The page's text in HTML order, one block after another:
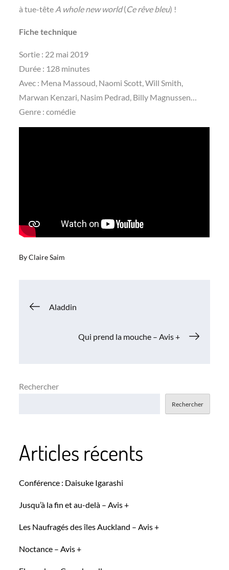
à tue-tête A whole new world(Ce rêve bleu) !
Fiche technique
Sortie : 22 mai 2019
Durée : 128 minutes
Avec : Mena Massoud, Naomi Scott, Will Smith,
Marwan Kenzari, Nasim Pedrad, Billy Magnussen…
Genre : comédie
ByClaire Saim
Navigation
Aladdin
Qui prend la mouche – Avis +
Rechercher
Rechercher
Articles récents
Conférence : Daisuke Igarashi
Jusqu’à la fin et au-delà – Avis +
Les Naufragés des îles Auckland – Avis +
Noctance – Avis +